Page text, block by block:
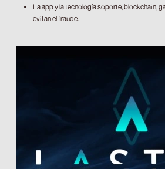
La app y la tecnología soporte, blockchain,
evitan el fraude.